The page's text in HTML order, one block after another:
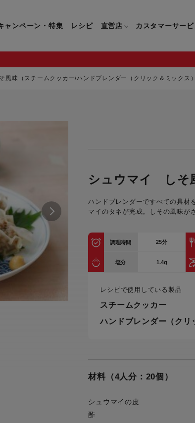
ン・鍋
力鍋
ドリンクウェア
キッチンツール
アイロン・衣類スチーマー
スチームアイロン
ハンド
フー
トース
毛玉
チンナイフ(包丁)一覧
容器一覧
ンクウェア一覧
チンツール一覧
ラリー一覧
器一覧
イロン・衣類スチーマー一覧
類スチーマーアイロン兼用タイプ
類スチーマー専用タイプ(1way)一
ハンドブレンダー一覧
フードプロセッサー一
すべての生活家電一覧
毛玉クリーナー一覧
ャンペーン・特集 レシピ 直営店 カスタマーサービ
についてのよくあるご質問
グループセブジャパン
カスタマーハラスメント
味（スチームクッカー/ハンドブレンダー（クリック＆ミックス）
シュウマイ しそ
ハンドブレンダーですべての具材
マイのタネが完成。しその風味が
調理時間 25分
塩分 1.4g
レシピで使用している製品
スチームクッカー
ハンドブレンダー（クリ
材料（4人分：20個）
シュウマイの皮
酢